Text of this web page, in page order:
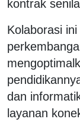
kontrak
Kolaborasi
dan
layanan